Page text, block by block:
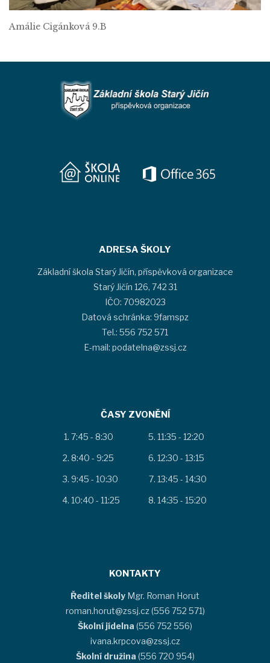
Amálie Cigánková 9.B
ADRESA ŠKOLY
Základní škola Starý Jičín, příspěvková organizace
Starý Jičín 126, 742 31
IČO: 70982023
Datová schránka: 9famspz
Tel.: 556 752 571
E-mail: podatelna@zssj.cz
ČASY ZVONĚNÍ
7:45 - 8:30
8:40 - 9:25
9:45 - 10:30
10:40 - 11:25
11:35 - 12:20
12:30 - 13:15
13:45 - 14:30
14:35 - 15:20
KONTAKTY
Ředitel školy Mgr. Roman Horut
roman.horut@zssj.cz (556 752 571)
Školní jídelna (556 752 556)
ivana.krpcova@zssj.cz
Školní družina (556 720 954)